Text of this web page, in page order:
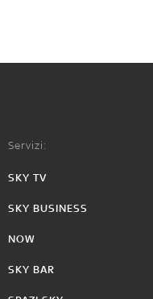
Servizi:
SKY TV
SKY BUSINESS
NOW
SKY BAR